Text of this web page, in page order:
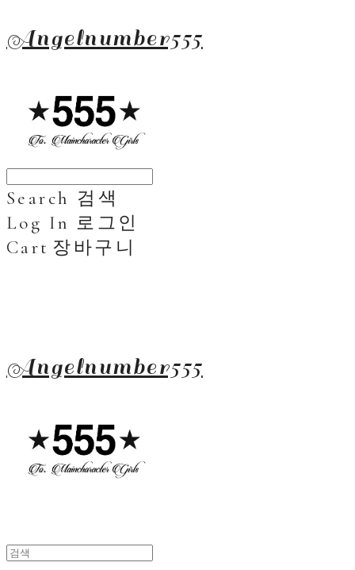
Angelnumber555
Search 검색
Log In 로그인
Cart 장바구니
Angelnumber555